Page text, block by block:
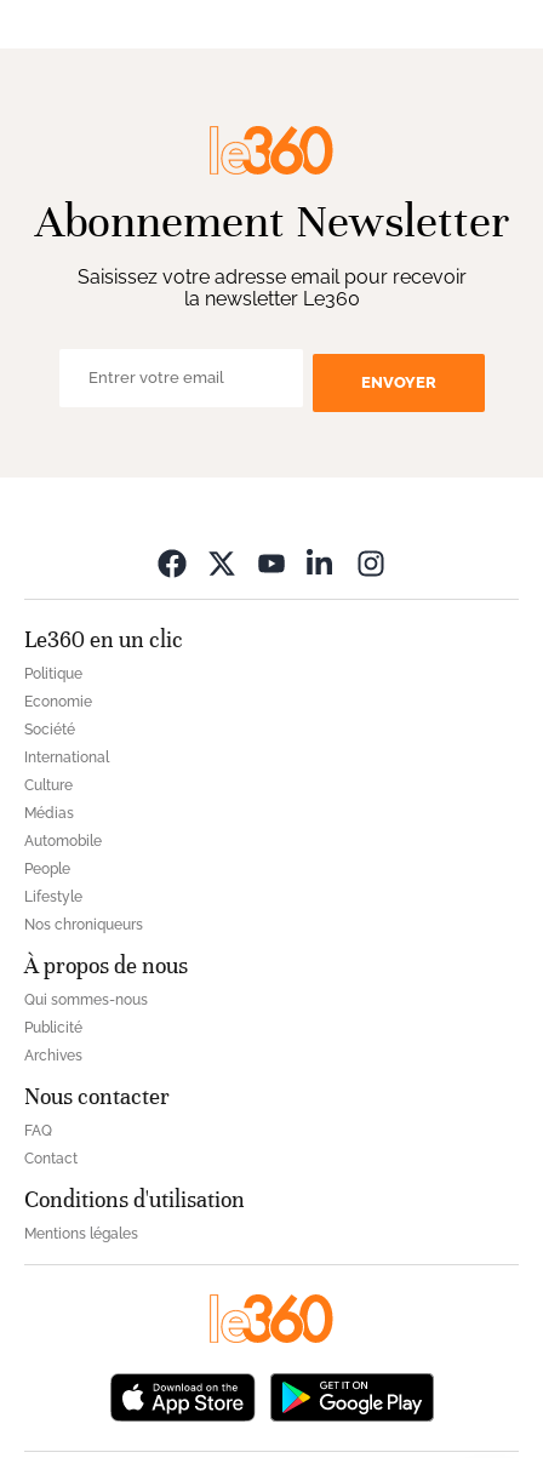
Abonnement Newsletter
Saisissez votre adresse email pour recevoir
la newsletter Le360
ENVOYER
Le360 en un clic
Politique
Economie
Société
International
Culture
Médias
Automobile
People
Lifestyle
Nos chroniqueurs
À propos de nous
Qui sommes-nous
Publicité
Archives
Nous contacter
FAQ
Contact
Conditions d'utilisation
Mentions légales